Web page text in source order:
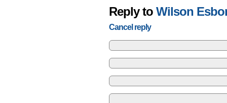
Reply to Wilson
Cancel reply